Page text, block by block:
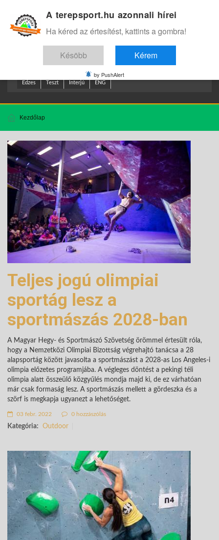
Edzes Teszt Interjú ENG
Kezdőlap
Teljes jogú olimpiai
sportág lesz a
sportmászás 2028-ban
A Magyar Hegy- és Sportmászó Szövetség örömmel értesült róla,
hogy a Nemzetközi Olimpiai Bizottság végrehajtó tanácsa a 28
alapsportág között javasolta a sportmászást a 2028-as Los Angeles-i
olimpia előzetes programjába. A végleges döntést a pekingi téli
olimpia alatt összeülő közgyűlés mondja majd ki, de ez várhatóan
már csak formaság lesz. A sportmászás mellett a gördeszka és a
szörf is megkapja ugyanezt a lehetőséget.
03 febr. 2022 0 hozzászólás
Kategória: Outdoor
A terepsport.hu azonnali hírei
Ha kéred az értesítést, kattints a gombra!
Késöbb Kérem
by PushAlert